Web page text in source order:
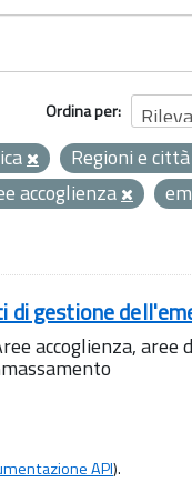
Ordina per
Regioni e città
accoglienza
gestione
accoglienza, aree
API).